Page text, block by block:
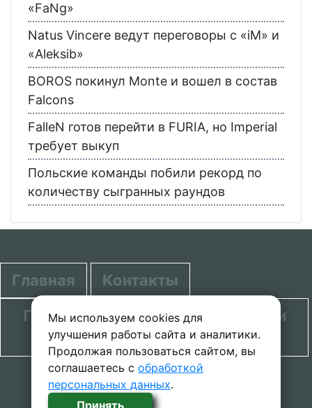
Мы используем cookies для
улучшения работы сайта и аналитики.
Продолжая пользоваться сайтом, вы
соглашаетесь с обработкой
персональных данных.
Принять
«FaNg»
Natus Vincere ведут переговоры с «iM» и
«Aleksib»
BOROS покинул Monte и вошел в состав
Falcons
FalleN готов перейти в FURIA, но Imperial
требует выкуп
Польские команды побили рекорд по
количеству сыгранных раундов
Главная
Контакты
Политика в отношении обработки
персональных данных
© 2020-2026 проект SecretGuide.RU При
копировании материалов сcылка на сайт